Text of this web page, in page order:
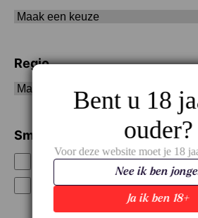
Regio
Smaak / Type
Soepel
Vol
Bent u 18
ouder?
Voor deze website moet je 18
Ja ik ben 18+
Nee ik ben